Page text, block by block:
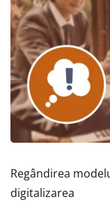
Regândirea
digitalizarea